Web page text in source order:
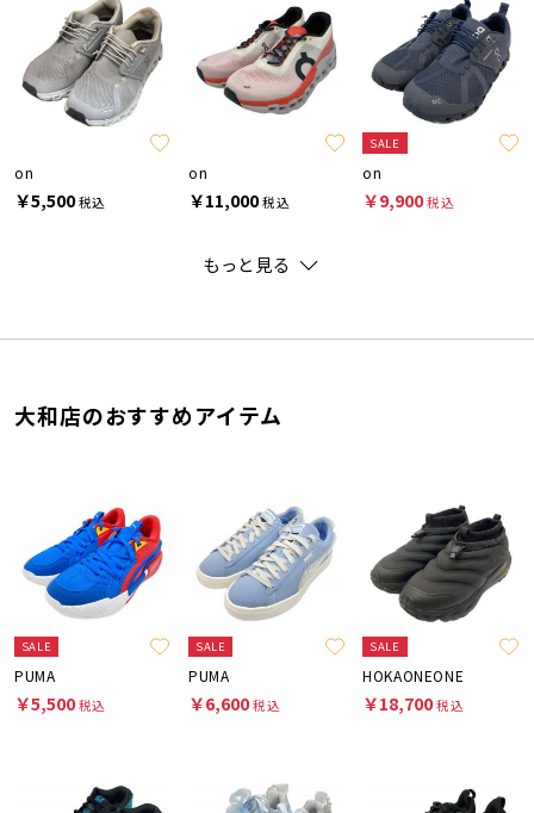
on
￥5,500税込
on
￥11,000税込
SALE
on
￥9,900税込
もっと見る
大和店のおすすめアイテム
SALE
PUMA
￥5,500税込
SALE
PUMA
￥6,600税込
SALE
HOKAONEONE
￥18,700税込